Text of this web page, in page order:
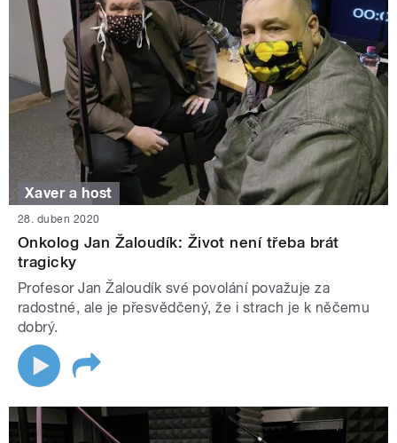
Xaver a host
28. duben 2020
Onkolog Jan Žaloudík: Život není třeba brát
tragicky
Profesor Jan Žaloudík své povolání považuje za
radostné, ale je přesvědčený, že i strach je k něčemu
dobrý.